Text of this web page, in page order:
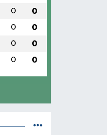
0 0
0 0
0 0
0 0